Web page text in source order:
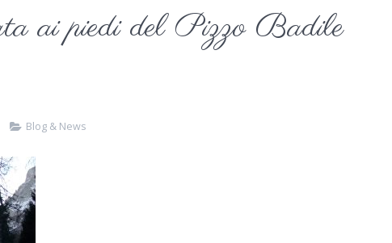
ai piedi del Pizzo Badile
Blog & News